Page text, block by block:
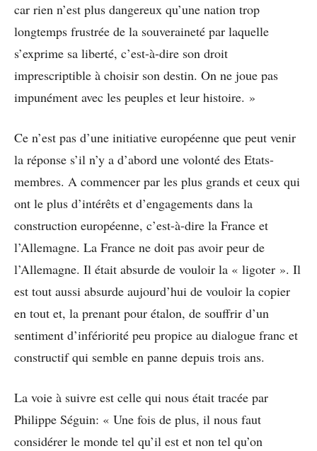
car rien n’est plus dangereux qu’une nation trop
longtemps frustrée de la souveraineté par laquelle
s’exprime sa liberté, c’est-à-dire son droit
imprescriptible à choisir son destin. On ne joue pas
impunément avec les peuples et leur histoire. »
Ce n’est pas d’une initiative européenne que peut venir
la réponse s’il n’y a d’abord une volonté des Etats-
membres. A commencer par les plus grands et ceux qui
ont le plus d’intérêts et d’engagements dans la
construction européenne, c’est-à-dire la France et
l’Allemagne. La France ne doit pas avoir peur de
l’Allemagne. Il était absurde de vouloir la « ligoter ». Il
est tout aussi absurde aujourd’hui de vouloir la copier
en tout et, la prenant pour étalon, de souffrir d’un
sentiment d’infériorité peu propice au dialogue franc et
constructif qui semble en panne depuis trois ans.
La voie à suivre est celle qui nous était tracée par
Philippe Séguin: « Une fois de plus, il nous faut
considérer le monde tel qu’il est et non tel qu’on